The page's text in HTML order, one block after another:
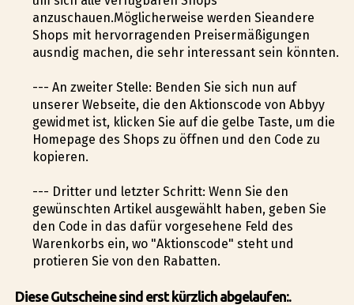
anzuschauen.Möglicherweise werden Sieandere
Shops mit hervorragenden Preisermäßigungen
ausfindig machen, die sehr interessant sein könnten.
--- An zweiter Stelle: Befinden Sie sich nun auf
unserer Webseite, die den Aktionscode von Abbyy
gewidmet ist, klicken Sie auf die gelbe Taste, um die
Homepage des Shops zu öffnen und den Code zu
kopieren.
--- Dritter und letzter Schritt: Wenn Sie den
gewünschten Artikel ausgewählt haben, geben Sie
den Code in das dafür vorgesehene Feld des
Warenkorbs ein, wo "Aktionscode" steht und
profitieren Sie von den Rabatten.
Diese Gutscheine sind erst kürzlich abgelaufen:.